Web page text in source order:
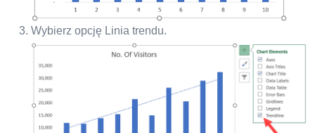
Wybierz opcję Linia trendu.